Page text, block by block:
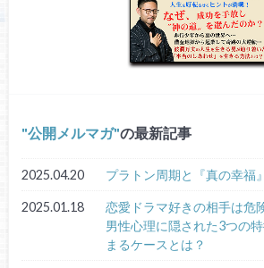
公開メルマガ の最新記事
2025.04.20 プラトン周期と『真の幸福』
2025.01.18
恋愛ドラマ好きの相手は危
男性心理に隠された3つの
まるケースとは？